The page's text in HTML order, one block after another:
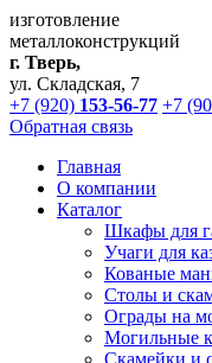
изготовление
металлоконструкций
г. Тверь,
ул. Складская, 7
+7 (920) 153-56-77 +7
Обратная связь
Главная
О компании
Каталог
Шкафы для
Учаги для
Кованые
Столы и
Ограды на
Могильные
Скамейки и